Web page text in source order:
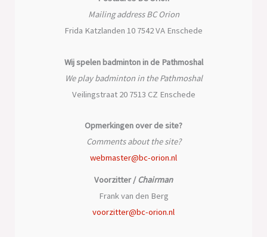
Mailing address BC Orion
Frida Katzlanden 10 7542 VA Enschede
Wij spelen badminton in de Pathmoshal
We play badminton in the Pathmoshal
Veilingstraat 20 7513 CZ Enschede
Opmerkingen over de site?
Comments about the site?
webmaster@bc-orion.nl
Voorzitter /Chairman
Frank van den Berg
voorzitter@bc-orion.nl